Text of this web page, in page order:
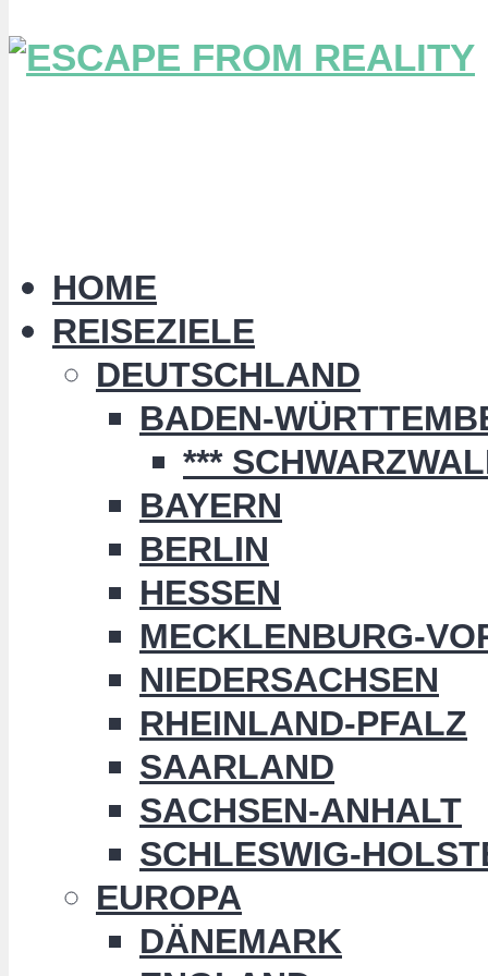
HOME
REISEZIELE
DEUTSCHLAND
BADEN-
***
BAYERN
BERLIN
HESSEN
MECKLENBURG-
NIEDERSACHSEN
RHEINLAND-PFALZ
SAARLAND
SACHSEN-ANHALT
SCHLESWIG-
EUROPA
DÄNEMARK